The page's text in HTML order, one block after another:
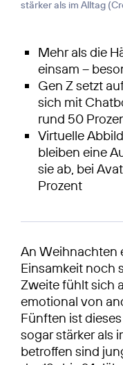
stärker als im Alltag (
Mehr als die
einsam –
Gen Z setzt
sich mit
rund 50
Virtuelle
bleiben eine
sie ab, bei
Prozent
An Weihnachten
Einsamkeit noch
Zweite fühlt sich
emotional von
Fünften ist
sogar stärker als
betroffen sind